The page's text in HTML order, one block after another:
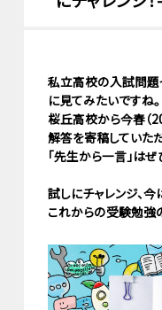
私立高校の入試問題
に見てみたいですね。
桜丘高校から今春（
解答を寄稿していた
「先生から一言」はぜ
試しにチャレンジ、
これからの受験勉強